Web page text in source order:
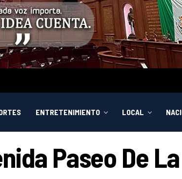
ENTRETENIMIENTO LOCAL
Paseo De